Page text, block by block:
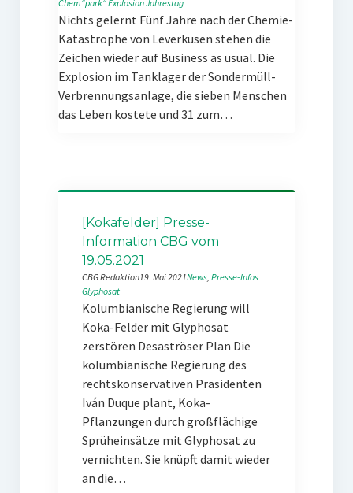
Chem“park“ExplosionJahrestag
Nichts gelernt Fünf Jahre nach der Chemie-
Katastrophe von Leverkusen stehen die
Zeichen wieder auf Business as usual. Die
Explosion im Tanklager der Sondermüll-
Verbrennungsanlage, die sieben Menschen
das Leben kostete und 31 zum…
[Kokafelder] Presse-
Information CBG vom
19.05.2021
CBG Redaktion19. Mai 2021News, Presse-Infos
Glyphosat
Kolumbianische Regierung will
Koka-Felder mit Glyphosat
zerstören Desaströser Plan Die
kolumbianische Regierung des
rechtskonservativen Präsidenten
Iván Duque plant, Koka-
Pflanzungen durch großflächige
Sprüheinsätze mit Glyphosat zu
vernichten. Sie knüpft damit wieder
an die…